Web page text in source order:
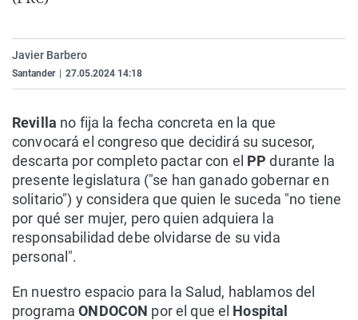
Gente viajera
Retornados
Galicia
País Vasco
Televisión
Javier Barbero
Santander 27.05.2024 14:18
Revilla no fija la fecha concreta en la que
convocará el congreso que decidirá su sucesor,
descarta por completo pactar con el PP durante la
presente legislatura ("se han ganado gobernar en
solitario") y considera que quien le suceda "no tiene
por qué ser mujer, pero quien adquiera la
responsabilidad debe olvidarse de su vida
personal".
En nuestro espacio para la Salud, hablamos del
programaONDOCON por el que el Hospital